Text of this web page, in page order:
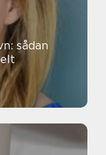
sådan